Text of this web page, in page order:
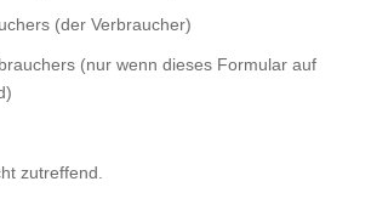
(der Verbraucher)
(nur wenn dieses Formular auf
zutreffend.